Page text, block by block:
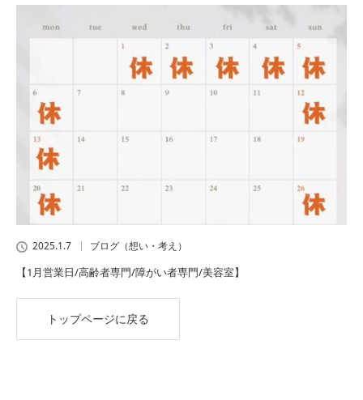
2025.1.7 ブログ（想い・考え）
【1月営業日/高齢者専門/障がい者専門/美容室】
トップページに戻る